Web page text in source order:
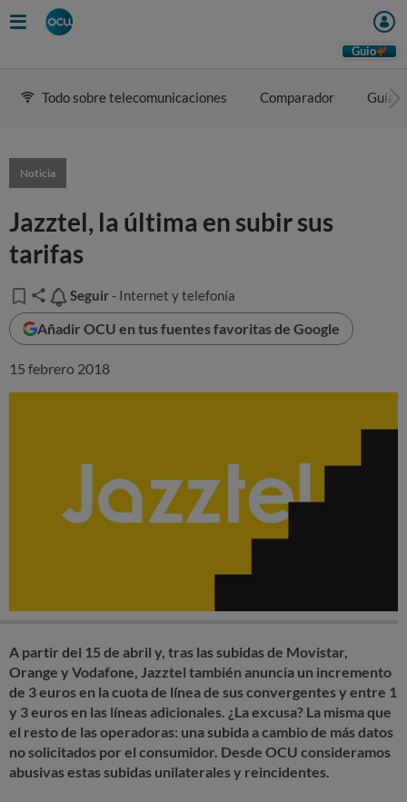
Guio
Todo sobre telecomunicaciones Comparador Guía
Noticia
Jazztel, la última en subir sus
tarifas
Seguir
Seguir - Internet y telefonía
Añadir OCU en tus fuentes favoritas de Google
15 febrero 2018
A partir del 15 de abril y, tras las subidas de Movistar,
Orange y Vodafone, Jazztel también anuncia un incremento
de 3 euros en la cuota de línea de sus convergentes y entre 1
y 3 euros en las líneas adicionales. ¿La excusa? La misma que
el resto de las operadoras: una subida a cambio de más datos
no solicitados por el consumidor. Desde OCU consideramos
abusivas estas subidas unilaterales y reincidentes.